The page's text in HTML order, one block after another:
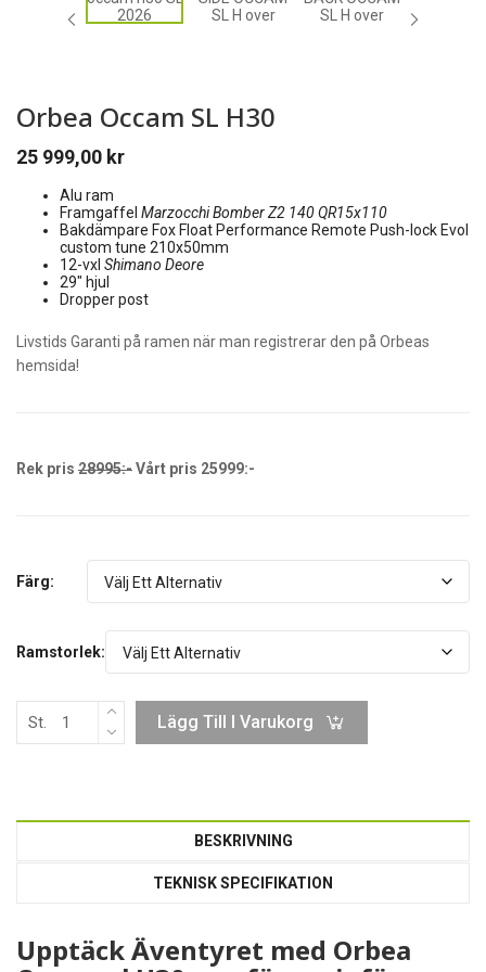
Orbea Occam SL H30
25 999,00 kr
Alu ram
Framgaffel Marzocchi Bomber Z2 140 QR15x110
Bakdämpare Fox Float Performance Remote Push-lock Evol
custom tune 210x50mm
12-vxl Shimano Deore
29″ hjul
Dropper post
Livstids Garanti på ramen när man registrerar den på Orbeas
hemsida!
Rek pris 28995:-Vårt pris 25999:-
Färg:
Ramstorlek:
St. Lägg Till I Varukorg
BESKRIVNING
TEKNISK SPECIFIKATION
Upptäck Äventyret med Orbea